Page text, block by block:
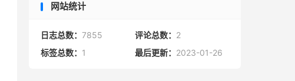
网站统计
日志总数： 7855 评论总数： 2
标签总数： 1 最后更新： 2023-01-26